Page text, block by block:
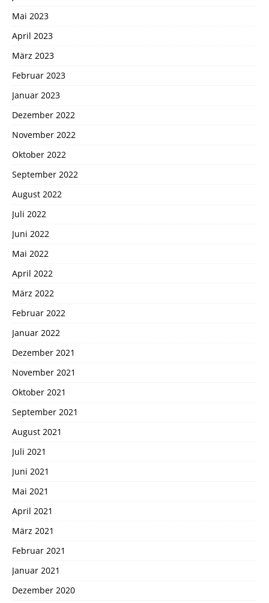
Mai 2023
April 2023
März 2023
Februar 2023
Januar 2023
Dezember 2022
November 2022
Oktober 2022
September 2022
August 2022
Juli 2022
Juni 2022
Mai 2022
April 2022
März 2022
Februar 2022
Januar 2022
Dezember 2021
November 2021
Oktober 2021
September 2021
August 2021
Juli 2021
Juni 2021
Mai 2021
April 2021
März 2021
Februar 2021
Januar 2021
Dezember 2020